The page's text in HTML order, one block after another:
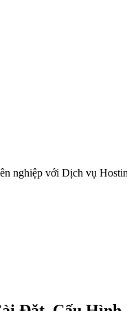
nghiệp với Dịch vụ